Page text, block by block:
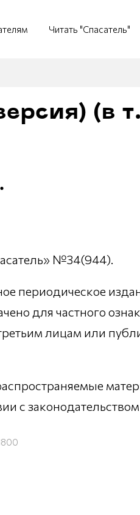
Читать "Спасатель"
(в
№34(944).
периодическое
для частного
лицам или
с